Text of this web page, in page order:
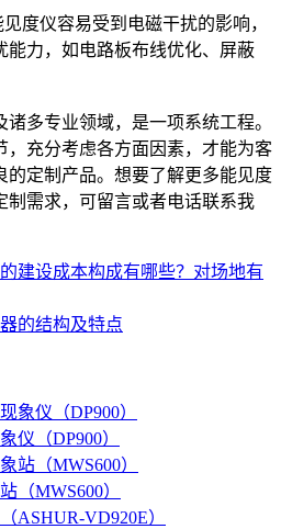
仪容易受到电磁干扰的影响，
能力，如电路板布线优化、屏蔽
多专业领域，是一项系统工程。
，充分考虑各方面因素，才能为客
的定制产品。想要了解更多能见度
制需求，可留言或者电话联系我
建设成本构成有哪些？对场地有
的结构及特点
仪（DP900）
（MWS600）